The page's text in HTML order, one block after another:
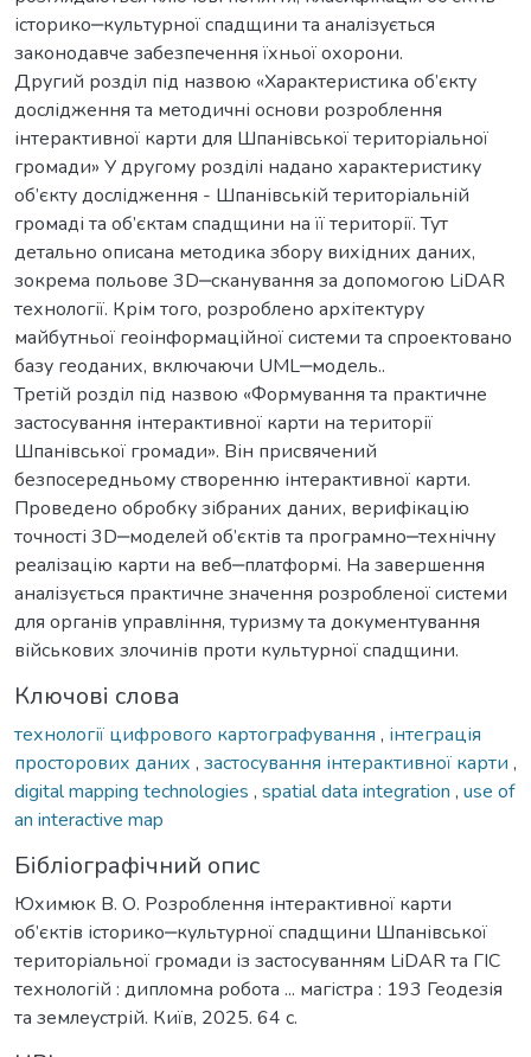
історико‒культурної спадщини та аналізується
законодавче забезпечення їхньої охорони.
Другий розділ під назвою «Характеристика об’єкту
дослідження та методичні основи розроблення
інтерактивної карти для Шпанівської територіальної
громади» У другому розділі надано характеристику
об’єкту дослідження - Шпанівській територіальній
громаді та об’єктам спадщини на її території. Тут
детально описана методика збору вихідних даних,
зокрема польове 3D‒сканування за допомогою LiDAR
технології. Крім того, розроблено архітектуру
майбутньої геоінформаційної системи та спроектовано
базу геоданих, включаючи UML‒модель..
Третій розділ під назвою «Формування та практичне
застосування інтерактивної карти на території
Шпанівської громади». Він присвячений
безпосередньому створенню інтерактивної карти.
Проведено обробку зібраних даних, верифікацію
точності 3D‒моделей об’єктів та програмно‒технічну
реалізацію карти на веб‒платформі. На завершення
аналізується практичне значення розробленої системи
для органів управління, туризму та документування
військових злочинів проти культурної спадщини.
Ключові слова
технології цифрового картографування , інтеграція
просторових даних , застосування інтерактивної карти ,
digital mapping technologies , spatial data integration , use of
an interactive map
Бібліографічний опис
Юхимюк В. О. Розроблення інтерактивної карти
об’єктів історико‒культурної спадщини Шпанівської
територіальної громади із застосуванням LiDAR та ГІС
технологій : дипломна робота ... магістра : 193 Геодезія
та землеустрій. Київ, 2025. 64 с.